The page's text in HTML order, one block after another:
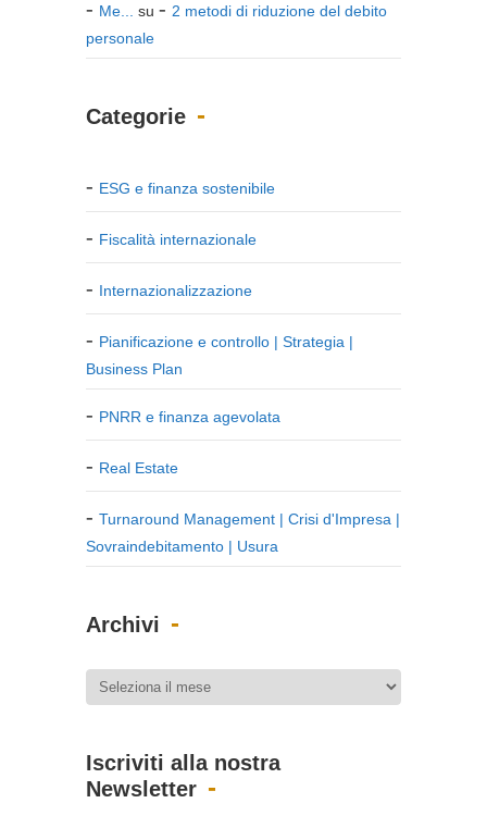
Me... su
2 metodi di riduzione del debito
personale
Categorie
ESG e finanza sostenibile
Fiscalità internazionale
Internazionalizzazione
Pianificazione e controllo | Strategia |
Business Plan
PNRR e finanza agevolata
Real Estate
Turnaround Management | Crisi d'Impresa |
Sovraindebitamento | Usura
Archivi
Iscriviti alla nostra
Newsletter